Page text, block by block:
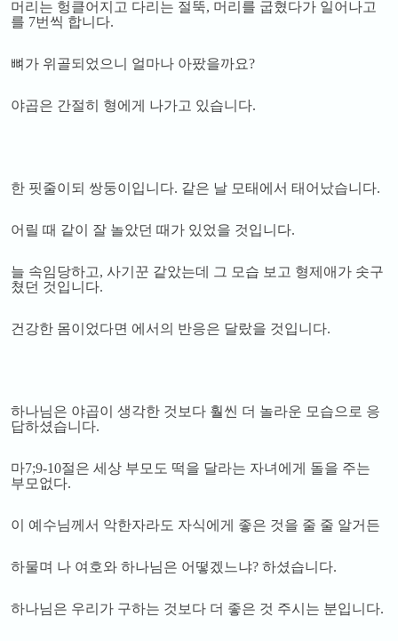
머리는 헝클어지고 다리는 절뚝, 머리를 굽혔다가 일어나고
를 7번씩 합니다.
뼈가 위골되었으니 얼마나 아팠을까요?
야곱은 간절히 형에게 나가고 있습니다.
한 핏줄이되 쌍둥이입니다. 같은 날 모태에서 태어났습니다.
어릴 때 같이 잘 놀았던 때가 있었을 것입니다.
늘 속임당하고, 사기꾼 같았는데 그 모습 보고 형제애가 솟구
쳤던 것입니다.
건강한 몸이었다면 에서의 반응은 달랐을 것입니다.
하나님은 야곱이 생각한 것보다 훨씬 더 놀라운 모습으로 응
답하셨습니다.
마7;9-10절은 세상 부모도 떡을 달라는 자녀에게 돌을 주는
부모없다.
이 예수님께서 악한자라도 자식에게 좋은 것을 줄 줄 알거든
하물며 나 여호와 하나님은 어떻겠느냐? 하셨습니다.
하나님은 우리가 구하는 것보다 더 좋은 것 주시는 분입니다.